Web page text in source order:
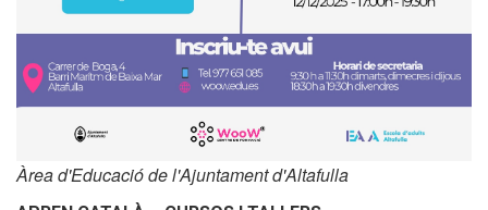
Transparència
Àrea d'Educació de l'Ajuntament d'Altafulla